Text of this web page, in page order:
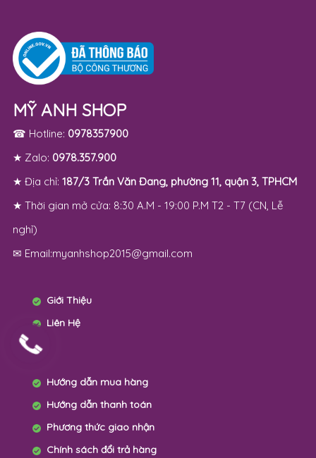
MỸ ANH SHOP
☎ Hotline: 0978357900
★ Zalo: 0978.357.900
★ Địa chỉ: 187/3 Trần Văn Đang, phường 11, quận 3, TPHCM
★ Thời gian mở cửa: 8:30 A.M - 19:00 P.M T2 - T7 (CN, Lễ
nghỉ)
✉ Email:myanhshop2015@gmail.com
Giới Thiệu
Liên Hệ
Hướng dẫn mua hàng
Hướng dẫn thanh toán
Phương thức giao nhận
Chính sách đổi trả hàng